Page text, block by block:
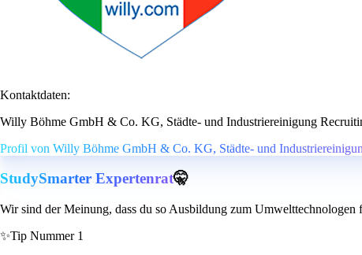
Kontaktdaten:
Willy Böhme GmbH & Co. KG, Städte- und Industriereinigung
Profil von Willy Böhme GmbH & Co. KG, Städte- und
StudySmarter Expertenrat🤫
Wir sind der Meinung, dass du so Ausbildung zum
✨Tip Nummer 1